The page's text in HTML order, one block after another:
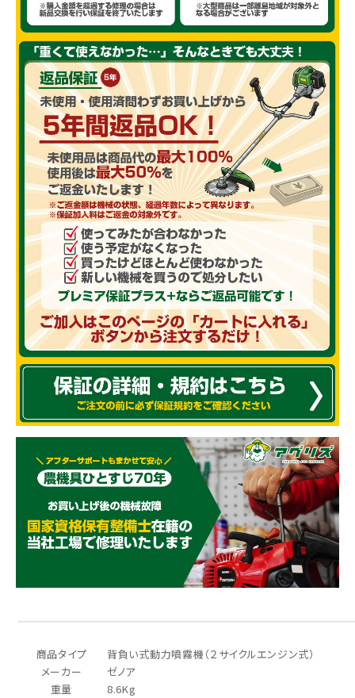
商品タイプ
背負い式動力噴霧機（２サイクルエンジン式）
メーカー
ゼノア
重量
8.6Kg